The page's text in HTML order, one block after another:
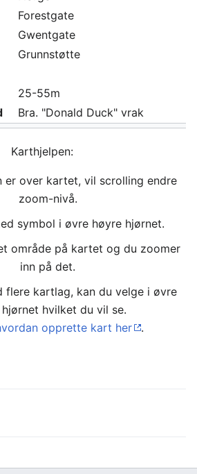
Forestgate
Gwentgate
Grunnstøtte
25-55m
Bra. "Donald Duck" vrak
Karthjelpen:
er over kartet, vil scrolling endre
zoom-nivå.
symbol i øvre høyre hjørnet.
område på kartet og du zoomer
inn på det.
flere kartlag, kan du velge i øvre
hvilket du vil se.
opprette kart her .